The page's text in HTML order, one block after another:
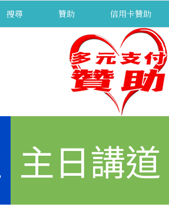
搜尋 贊助 信用卡贊助
主日講道